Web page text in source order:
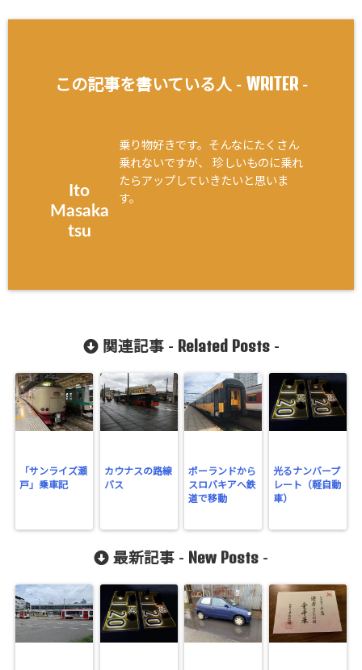
この記事を書いている人 - WRITER-
Ito
Masaka
tsu
乗り物好きです。そんなにたくさん
乗れないですが、 珍しいものに乗れ
たらアップしていきたいと思いま
す。
関連記事 - Related Posts-
「サンライズ瀬
戸」乗車記
カウナスの路線
バス
ポーランドから
スロバキアへ鉄
道で移動
光るナンバープ
レート（軽自動
車）
最新記事 - New Posts -